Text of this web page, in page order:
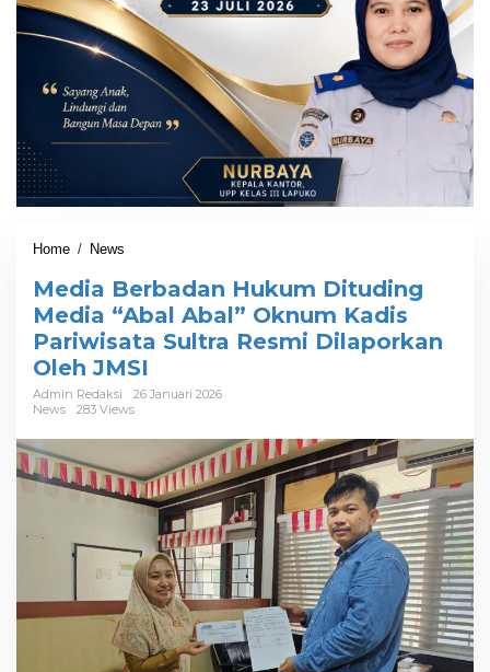
Home / News
d
i
a
B
e
b
n
H
u
m
D
i
t
u
Media Berbadan Hukum Dituding
Media “Abal Abal” Oknum Kadis
Pariwisata Sultra Resmi Dilaporkan
Oleh JMSI
Admin Redaksi
26 Januari 2026
News
283 Views